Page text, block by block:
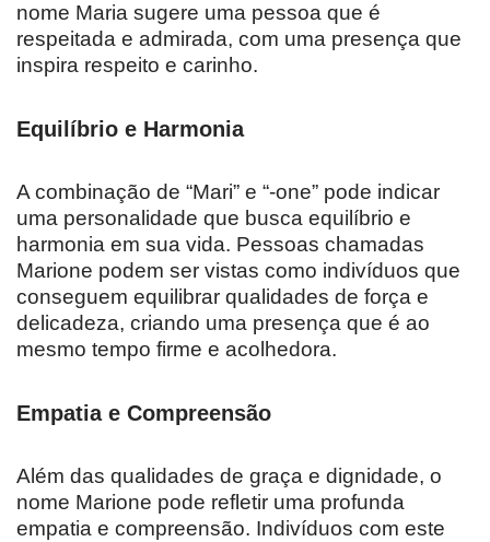
nome Maria sugere uma pessoa que é
respeitada e admirada, com uma presença que
inspira respeito e carinho.
Equilíbrio e Harmonia
A combinação de “Mari” e “-one” pode indicar
uma personalidade que busca equilíbrio e
harmonia em sua vida. Pessoas chamadas
Marione podem ser vistas como indivíduos que
conseguem equilibrar qualidades de força e
delicadeza, criando uma presença que é ao
mesmo tempo firme e acolhedora.
Empatia e Compreensão
Além das qualidades de graça e dignidade, o
nome Marione pode refletir uma profunda
empatia e compreensão. Indivíduos com este